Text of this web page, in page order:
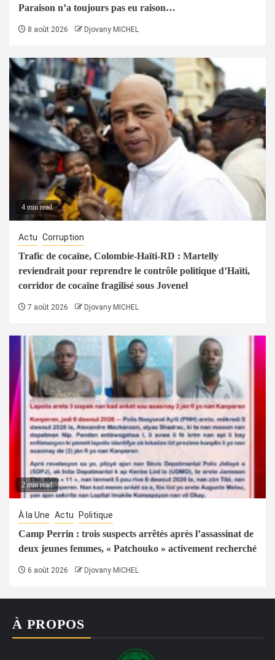
Paraison n’a toujours pas eu raison…
8 août 2026 Djovany MICHEL
4 min read
Actu Corruption
Trafic de cocaïne, Colombie-Haïti-RD : Martelly
reviendrait pour reprendre le contrôle politique d’Haïti,
corridor de cocaïne fragilisé sous Jovenel
7 août 2026 Djovany MICHEL
2 min read
À la Une Actu Politique
Camp Perrin : trois suspects arrêtés après l’assassinat de
deux jeunes femmes, « Patchouko » activement recherché
6 août 2026 Djovany MICHEL
À PROPOS